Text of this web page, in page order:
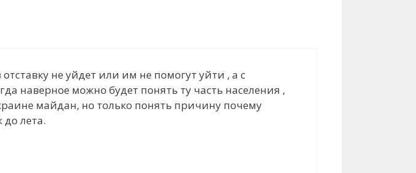
не уйдет или им не помогут уйти , а с
наверное можно будет понять ту часть населения ,
майдан, но только понять причину почему
лета.